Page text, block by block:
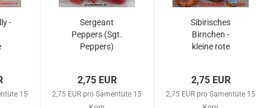
-
15
Sergeant
Peppers (Sgt.
Peppers)
2,75 EUR
2,75 EUR pro Samentüte 15
Sibirisches
Birnchen -
kleine rote
2,75 EUR
2,75 EUR pro Samentüte 15